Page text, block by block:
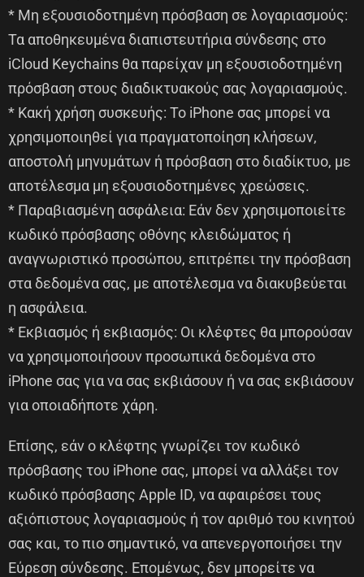
* Μη εξουσιοδοτημένη πρόσβαση σε λογαριασμούς:
Τα αποθηκευμένα διαπιστευτήρια σύνδεσης στο
iCloud Keychains θα παρείχαν μη εξουσιοδοτημένη
πρόσβαση στους διαδικτυακούς σας λογαριασμούς.
* Κακή χρήση συσκευής: Το iPhone σας μπορεί να
χρησιμοποιηθεί για πραγματοποίηση κλήσεων,
αποστολή μηνυμάτων ή πρόσβαση στο διαδίκτυο, με
αποτέλεσμα μη εξουσιοδοτημένες χρεώσεις.
* Παραβιασμένη ασφάλεια: Εάν δεν χρησιμοποιείτε
κωδικό πρόσβασης οθόνης κλειδώματος ή
αναγνωριστικό προσώπου, επιτρέπει την πρόσβαση
στα δεδομένα σας, με αποτέλεσμα να διακυβεύεται
η ασφάλεια.
* Εκβιασμός ή εκβιασμός: Οι κλέφτες θα μπορούσαν
να χρησιμοποιήσουν προσωπικά δεδομένα στο
iPhone σας για να σας εκβιάσουν ή να σας εκβιάσουν
για οποιαδήποτε χάρη.
Επίσης, εάν ο κλέφτης γνωρίζει τον κωδικό
πρόσβασης του iPhone σας, μπορεί να αλλάξει τον
κωδικό πρόσβασης Apple ID, να αφαιρέσει τους
αξιόπιστους λογαριασμούς ή τον αριθμό του κινητού
σας και, το πιο σημαντικό, να απενεργοποιήσει την
Εύρεση σύνδεσης. Επομένως, δεν μπορείτε να